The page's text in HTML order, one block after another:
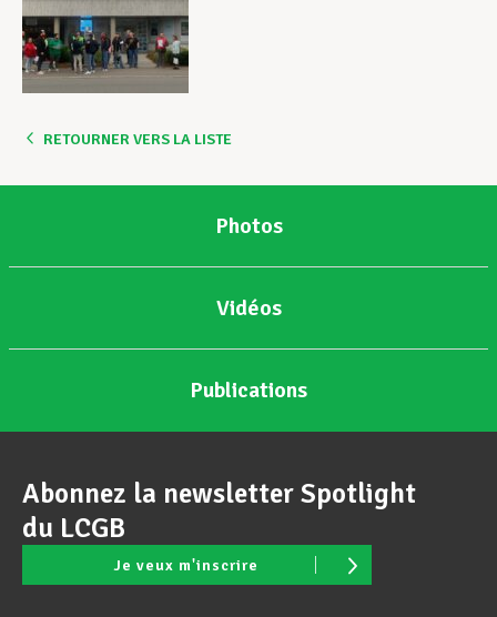
RETOURNER VERS LA LISTE
Photos
Vidéos
Publications
Abonnez la newsletter Spotlight
du LCGB
Je veux m'inscrire